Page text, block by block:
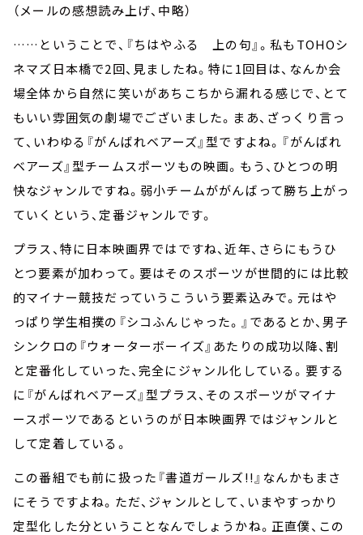
（メールの感想読み上げ、中略）
……ということで、『ちはやふる 上の句』。私もTOHOシ
ネマズ日本橋で2回、見ましたね。特に1回目は、なんか会
場全体から自然に笑いがあちこちから漏れる感じで、とて
もいい雰囲気の劇場でございました。まあ、ざっくり言っ
て、いわゆる『がんばれベアーズ』型ですよね。『がんばれ
ベアーズ』型チームスポーツもの映画。もう、ひとつの明
快なジャンルですね。弱小チームががんばって勝ち上がっ
ていくという、定番ジャンルです。
プラス、特に日本映画界ではですね、近年、さらにもうひ
とつ要素が加わって。要はそのスポーツが世間的には比較
的マイナー競技だっていうこういう要素込みで。元はや
っぱり学生相撲の『シコふんじゃった。』であるとか、男子
シンクロの『ウォーターボーイズ』あたりの成功以降、割
と定番化していった、完全にジャンル化している。要する
に『がんばれベアーズ』型プラス、そのスポーツがマイナ
ースポーツであるというのが日本映画界ではジャンルと
して定着している。
この番組でも前に扱った『書道ガールズ!!』なんかもまさ
にそうですよね。ただ、ジャンルとして、いまやすっかり
定型化した分ということなんでしょうかね。正直僕、この